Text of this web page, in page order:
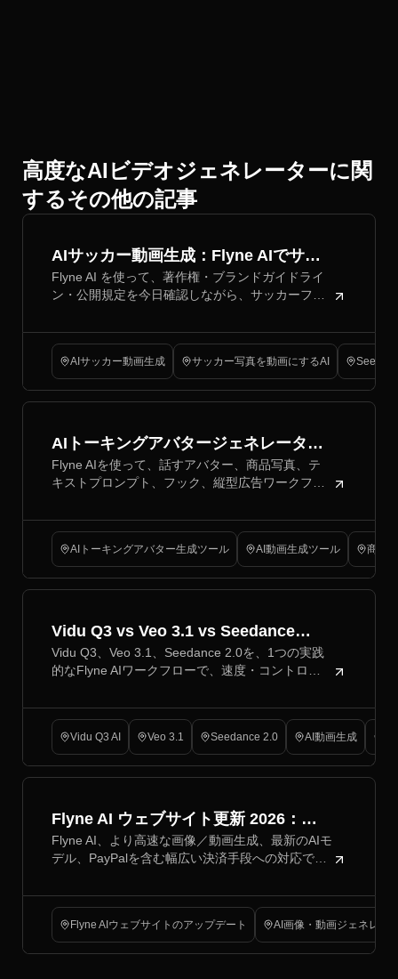
高度なAIビデオジェネレーターに関
するその他の記事
AIサッカー動画生成：Flyne AIでサッ
カークリップを作成
Flyne AI を使って、著作権・ブランドガイドライ
ン・公開規定を今日確認しながら、サッカーファ
ン、写真から動画へのアニメーションを作成しま
しょう。
AIサッカー動画生成 サッカー写真を動画にするAI
AIトーキングアバタージェネレーター
でTikTokのUGC動画を作る方法
Flyne AIを使って、話すアバター、商品写真、テ
キストプロンプト、フック、縦型広告ワークフロ
ましょう。
AIトーキングアバター生成ツール AI動画生成ツール 商品
Vidu Q3 vs Veo 3.1 vs Seedance
2.0：2026年にあなたのワークフロー
に最適なAI動画モデルはどれ？
Vidu Q3、Veo 3.1、Seedance 2.0を、1つの実践
的なFlyne AIワークフローで、速度・コントロー
Vidu Q3 AI Veo 3.1 Seedance 2.0 AI動画生成
Flyne AI ウェブサイト更新 2026：新
インターフェース、最新モデル、
PayPal 対応
Flyne AI、より高速な画像／動画生成、最新のAIモ
デル、PayPalを含む幅広い決済手段への対応でホ
Flyne AIウェブサイトのアップデート AI画像・動画ジェネレー